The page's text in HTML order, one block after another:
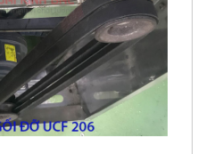
gối đỡ UCF 206